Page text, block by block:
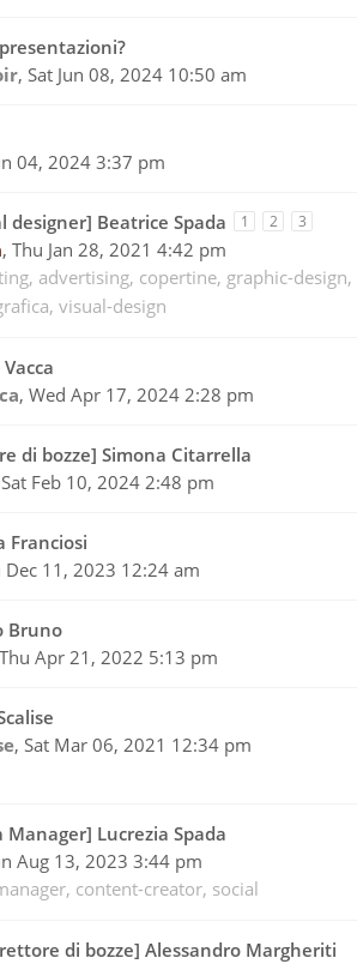
, Sat Jun 08, 2024 10:50 am
04, 2024 3:37 pm
designer] Beatrice Spada 1 2 3
, Thu Jan 28, 2021 4:42 pm
advertising copertine graphic-design
visual-design
, Wed Apr 17, 2024 2:28 pm
di bozze] Simona Citarrella
Sat Feb 10, 2024 2:48 pm
Franciosi
Dec 11, 2023 12:24 am
Bruno
Thu Apr 21, 2022 5:13 pm
, Sat Mar 06, 2021 12:34 pm
Manager] Lucrezia Spada
Aug 13, 2023 3:44 pm
content-creator social
di bozze] Alessandro Margheriti